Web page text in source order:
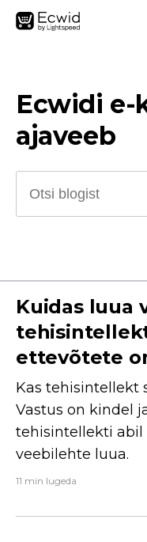
Ecwidi e-
ajaveeb
Kuidas luua
ettevõtete
Kas tehisintellekt
Vastus on kindel
tehisintellekti abil
veebilehte luua.
11 min lugeda